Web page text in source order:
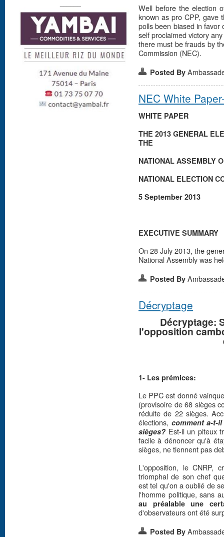
Well before the election
known as pro CPP, gave
polls been biased in favor
self proclaimed victory
there must be frauds by
Commission (NEC).
Posted By
NEC White
WHITE PAPER
THE 2013 GENERAL
THE
NATIONAL ASSEMBLY
NATIONAL ELECTION
5 September 2013
EXECUTIVE SUMMARY
On 28 July 2013, the
National Assembly was
Posted By
Décryptage
Décryptage:
l'opposition
1- Les prémices:
Le PPC est donné
(provisoire de 68 sièges
réduite de 22 sièges.
élections, comment a-t-
sièges? Est-il un piteux
facile à dénoncer qu'à
sièges, ne tiennent pas
L'opposition, le CNRP,
triomphal de son chef
est tel qu'on a oublié de
l'homme politique, sans
au préalable une
d'observateurs ont été
Posted By